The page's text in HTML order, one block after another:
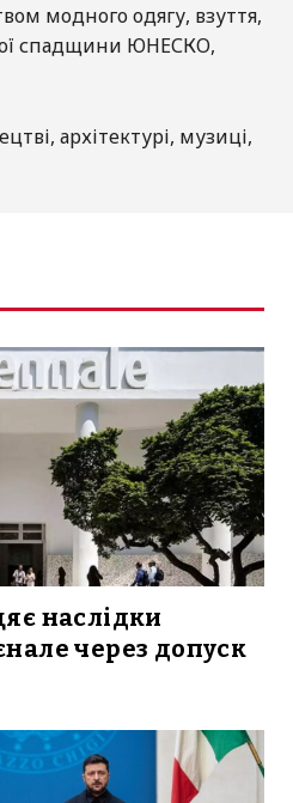
модного одягу, взуття,
спадщини ЮНЕСКО,
архітектурі, музиці,
наслідки
через допуск